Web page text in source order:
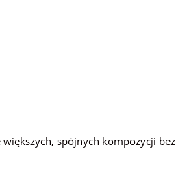
spójnych kompozycji bez